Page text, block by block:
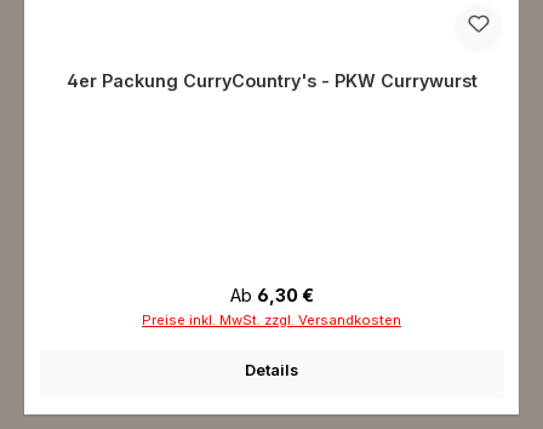
4er Packung CurryCountry's - PKW Currywurst
Regulärer Preis:
Ab 6,30 €
Preise inkl. MwSt. zzgl. Versandkosten
Details